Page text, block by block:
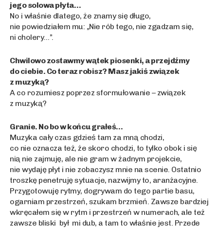
jego solowa płyta…
No i właśnie dlatego, że znamy się długo,
nie powiedziałem mu: „Nie rób tego, nie zgadzam się,
ni cholery…”.
Chwilowo zostawmy wątek piosenki, a przejdźmy
do ciebie. Co teraz robisz? Masz jakiś związek
z muzyką?
A co rozumiesz poprzez sformułowanie – związek
z muzyką?
Granie. No bo w końcu grałeś…
Muzyka cały czas gdzieś tam za mną chodzi,
co nie oznacza też, że skoro chodzi, to tylko obok i się
nią nie zajmuję, ale nie gram w żadnym projekcie,
nie wydaję płyt i nie zobaczysz mnie na scenie. Ostatnio
troszkę penetruję sytuacje, nazwijmy to, aranżacyjne.
Przygotowuję rytmy, dogrywam do tego partie basu,
ogarniam przestrzeń, szukam brzmień. Zawsze bardziej
wkręcałem się w rytm i przestrzeń w numerach, ale też
zawsze bliski był mi dub, a tam to właśnie jest. Przede